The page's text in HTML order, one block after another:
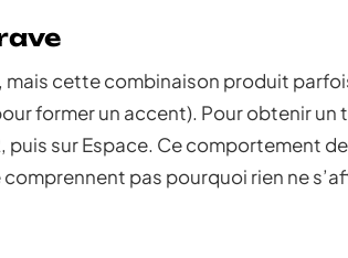
mais cette combinaison produit
former un accent). Pour obtenir un
puis sur Espace. Ce comportement de
pas pourquoi rien ne